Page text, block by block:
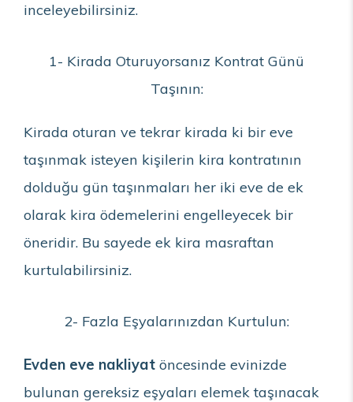
inceleyebilirsiniz.
1- Kirada Oturuyorsanız Kontrat Günü
Taşının:
Kirada oturan ve tekrar kirada ki bir eve
taşınmak isteyen kişilerin kira kontratının
dolduğu gün taşınmaları her iki eve de ek
olarak kira ödemelerini engelleyecek bir
öneridir. Bu sayede ek kira masraftan
kurtulabilirsiniz.
2- Fazla Eşyalarınızdan Kurtulun:
Evden eve nakliyat öncesinde evinizde
bulunan gereksiz eşyaları elemek taşınacak